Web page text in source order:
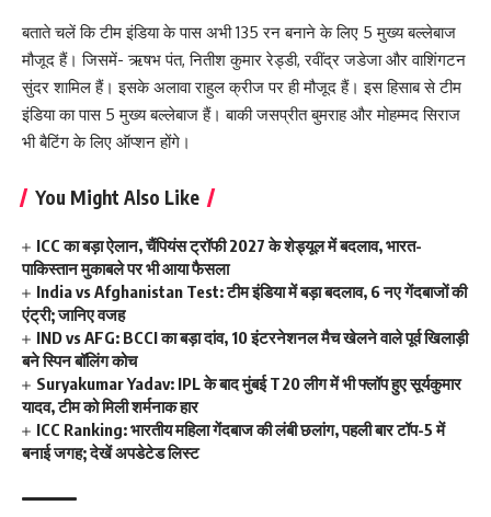
बताते चलें कि टीम इंडिया के पास अभी 135 रन बनाने के लिए 5 मुख्य बल्लेबाज
मौजूद हैं। जिसमें- ऋषभ पंत, नितीश कुमार रेड्डी, रवींद्र जडेजा और वाशिंगटन
सुंदर शामिल हैं। इसके अलावा राहुल क्रीज पर ही मौजूद हैं। इस हिसाब से टीम
इंडिया का पास 5 मुख्य बल्लेबाज हैं। बाकी जसप्रीत बुमराह और मोहम्मद सिराज
भी बैटिंग के लिए ऑप्शन होंगे।
You Might Also Like
ICC का बड़ा ऐलान, चैंपियंस ट्रॉफी 2027 के शेड्यूल में बदलाव, भारत-
पाकिस्तान मुकाबले पर भी आया फैसला
India vs Afghanistan Test: टीम इंडिया में बड़ा बदलाव, 6 नए गेंदबाजों की
एंट्री; जानिए वजह
IND vs AFG: BCCI का बड़ा दांव, 10 इंटरनेशनल मैच खेलने वाले पूर्व खिलाड़ी
बने स्पिन बॉलिंग कोच
Suryakumar Yadav: IPL के बाद मुंबई T20 लीग में भी फ्लॉप हुए सूर्यकुमार
यादव, टीम को मिली शर्मनाक हार
ICC Ranking: भारतीय महिला गेंदबाज की लंबी छलांग, पहली बार टॉप-5 में
बनाई जगह; देखें अपडेटेड लिस्ट